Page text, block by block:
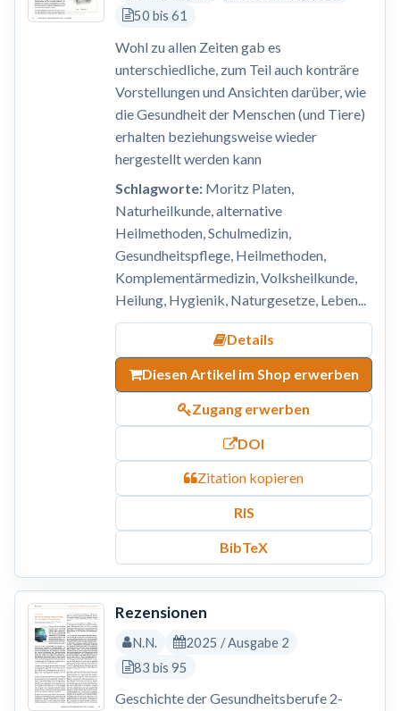
50 bis 61
Wohl zu allen Zeiten gab es
unterschiedliche, zum Teil auch konträre
Vorstellungen und Ansichten darüber, wie
die Gesundheit der Menschen (und Tiere)
erhalten beziehungsweise wieder
hergestellt werden kann
Schlagworte:Moritz Platen,
Naturheilkunde, alternative
Heilmethoden, Schulmedizin,
Gesundheitspflege, Heilmethoden,
Komplementärmedizin, Volksheilkunde,
Heilung, Hygienik, Naturgesetze, Leben...
Details
Diesen Artikel im Shop erwerben
Zugang erwerben
DOI
Zitation kopieren
RIS
BibTeX
Rezensionen
N.N.
2025 / Ausgabe 2
83 bis 95
Geschichte der Gesundheitsberufe 2-